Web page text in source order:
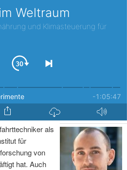
als
für
von
hat. Auch